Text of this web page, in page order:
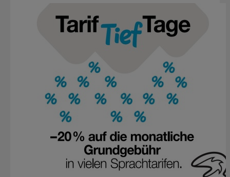
Sie nur jene Cookies im Einsatz, die zur Funktion dieser
Website unerlässlich sind.